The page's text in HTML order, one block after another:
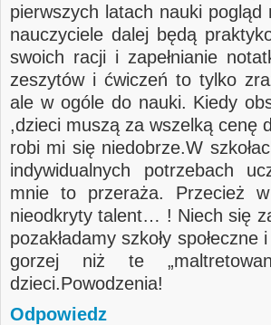
pierwszych latach nauki
nauczyciele dalej będą
swoich racji i zapełnianie
zeszytów i ćwiczeń to tylko
ale w ogóle do nauki. Kiedy
,dzieci muszą za wszelką cenę
robi mi się niedobrze.W
indywidualnych potrzebach
mnie to przeraża. Przecież
nieodkryty talent… ! Niech się
pozakładamy szkoły
gorzej niż te
dzieci.Powodzenia!
Odpowiedz